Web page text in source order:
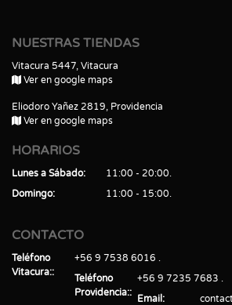
NUESTRAS TIENDAS
Vitacura 5447, Vitacura
Ver en google maps
Eliodoro Yañez 2819, Providencia
Ver en google maps
HORARIOS
Lunes a Sábado
11:00 - 20:00
Domingo
11:00 - 15:00
CONTACTO
Teléfono
Vitacura:
+56 9 7538 6016
Teléfono
Providencia:
+56 9 7235 7683
Email